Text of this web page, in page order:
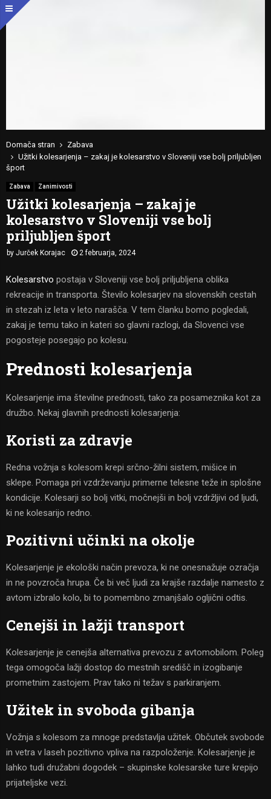
Domača stran
Zabava
Užitki kolesarjenja – zakaj je kolesarstvo v Sloveniji vse bolj priljubljen
šport
Zabava Zanimivosti
Užitki kolesarjenja – zakaj je
kolesarstvo v Sloveniji vse bolj
priljubljen šport
by Jurček Korajac 2 februarja, 2024
Kolesarstvo postaja v Sloveniji vse bolj priljubljena oblika
rekreacije in transporta. Število kolesarjev na slovenskih cestah
in stezah iz leta v leto narašča. V tem članku bomo pogledali,
zakaj je temu tako in kateri so glavni razlogi, da Slovenci vse
pogosteje posegajo po kolesu.
Prednosti kolesarjenja
Kolesarjenje ima številne prednosti, tako za posameznika kot za
družbo. Nekaj glavnih prednosti kolesarjenja:
Koristi za zdravje
Redna vožnja s kolesom krepi srčno-žilni sistem, mišice in
sklepe. Pomaga pri vzdrževanju primerne telesne teže in splošne
kondicije. Kolesarji so bolj vitki, močnejši in bolj vzdržljivi od ljudi,
ki ne kolesarijo redno.
Pozitivni učinki na okolje
Kolesarjenje je ekološki način prevoza, ki ne onesnažuje ozračja
in ne povzroča hrupa. Če bi več ljudi za krajše razdalje namesto z
avtom izbralo kolo, bi to pomembno zmanjšalo ogljični odtis.
Cenejši in lažji transport
Kolesarjenje je cenejša alternativa prevozu z avtomobilom. Poleg
tega omogoča lažji dostop do mestnih središč in izogibanje
prometnim zastojem. Prav tako ni težav s parkiranjem.
Užitek in svoboda gibanja
Vožnja s kolesom za mnoge predstavlja užitek. Občutek svobode
in vetra v laseh pozitivno vpliva na razpoloženje. Kolesarjenje je
lahko tudi družabni dogodek – skupinske kolesarske ture krepijo
prijateljske vezi.